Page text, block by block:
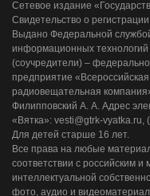
Сетевое издание
Свидетельство о
Выдано Федеральной
информационных
(соучредители) –
предприятие
радиовещательная
Филипповский А. А. Адрес
«Вятка»: vesti@gtrk-vyatka.ru,
Для детей старше 16 лет.
Все права на любые
соответствии с российским
интеллектуальной
фото, аудио и